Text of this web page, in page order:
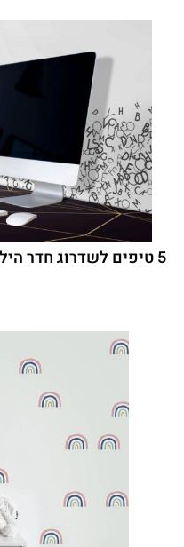
5 טיפים לשדרוג חדר הילדים לפני תחילת הלימודים